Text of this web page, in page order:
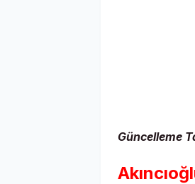
Güncelleme